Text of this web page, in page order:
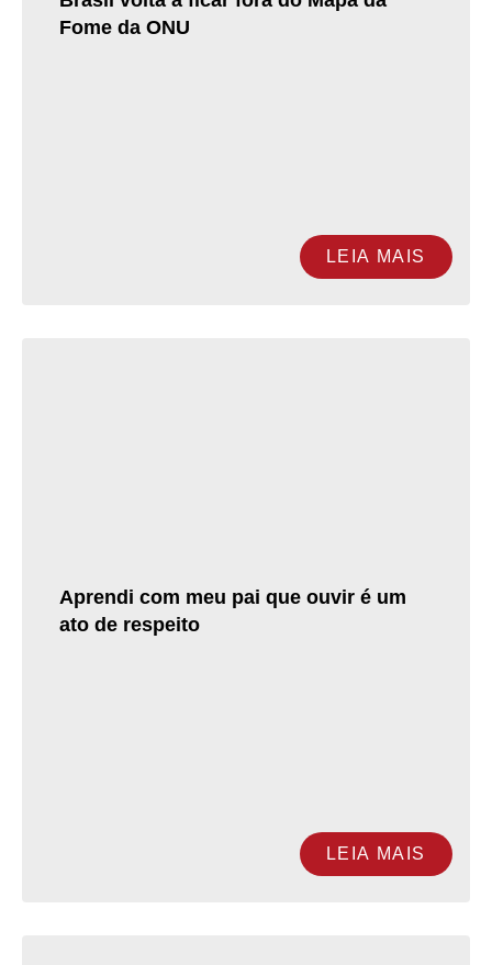
LEIA MAIS
Fome da ONU
LEIA MAIS
Aprendi com meu pai que ouvir é um
ato de respeito